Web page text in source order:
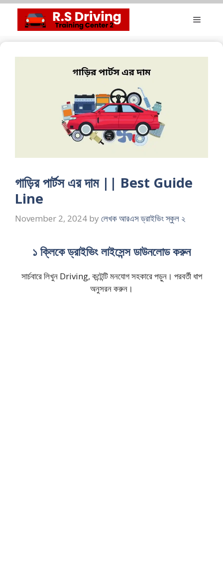
content
Menu
গাড়ির পার্টস এর দাম || Best Guide
Line
November 2, 2024 by লেখক আরএস ড্রাইভিং স্কুল ২
১ ক্লিকে ড্রাইভিং লাইসেন্স ডাউনলোড করুন
সার্চবারে লিখুন Driving, কন্টেন্টি মনযোগ সহকারে পড়ুন। পরবর্তী ধাপ
অনুসরন করুন।